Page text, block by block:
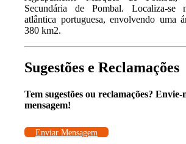
Secundária de Pombal. Localiza-
atlântica portuguesa, envolvendo uma
380 km2.
Sugestões e Reclamações
Tem sugestões ou reclamações? Envie-
mensagem!
Enviar Mensagem